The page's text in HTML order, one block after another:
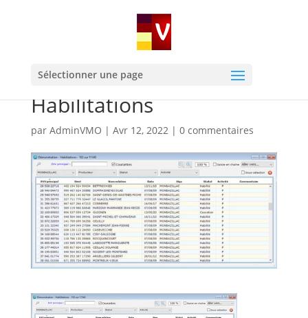
Sélectionner une page
Habilitations
par AdminVMO | Avr 12, 2022| 0 commentaires